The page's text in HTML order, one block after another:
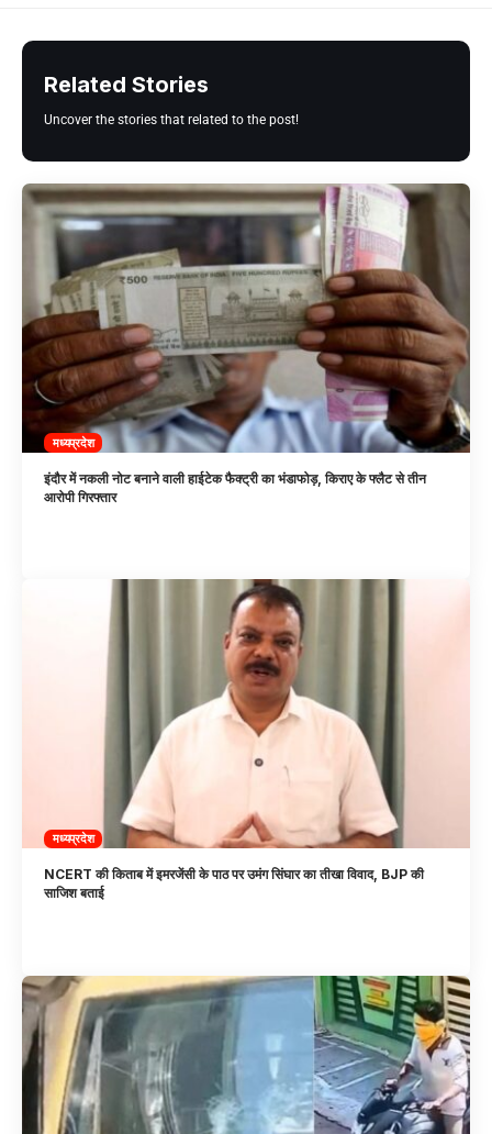
Related Stories
Uncover the stories that related to the post!
मध्यप्रदेश
इंदौर में नकली नोट बनाने वाली हाईटेक फैक्ट्री का भंडाफोड़, किराए के फ्लैट से तीन
आरोपी गिरफ्तार
मध्यप्रदेश
NCERT की किताब में इमरजेंसी के पाठ पर उमंग सिंघार का तीखा विवाद, BJP की
साजिश बताई